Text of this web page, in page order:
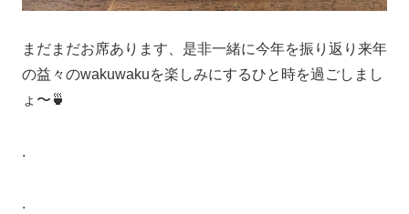
まだまだお席あります、是非一緒に今年を振り返り来年
の益々のwakuwakuを楽しみにするひと時を過ごしまし
ょ〜🍵
.
.